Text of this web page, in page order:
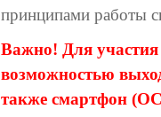
принципами работы
Важно! Для участия
возможностью
также смартфон